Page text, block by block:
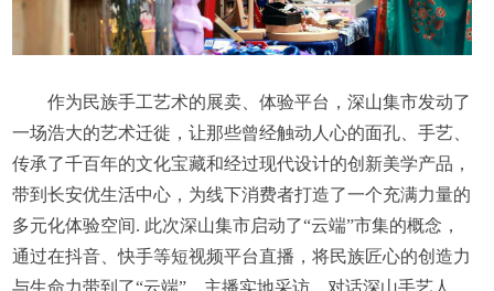
作为民族手工艺术的展卖、体验平台，深山集市发动了
一场浩大的艺术迁徙，让那些曾经触动人心的面孔、手艺、
传承了千百年的文化宝藏和经过现代设计的创新美学产品，
带到长安优生活中心，为线下消费者打造了一个充满力量的
多元化体验空间. 此次深山集市启动了“云端”市集的概念，
通过在抖音、快手等短视频平台直播，将民族匠心的创造力
与生命力带到了“云端”，主播实地采访、对话深山手艺人，